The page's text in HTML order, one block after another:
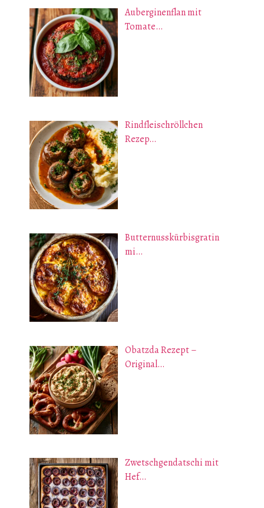
Auberginenflan mit
Tomate…
Rindfleischröllchen
Rezep…
Butternusskürbisgratin
mi…
Obatzda Rezept –
Original…
Zwetschgendatschi mit
Hef…